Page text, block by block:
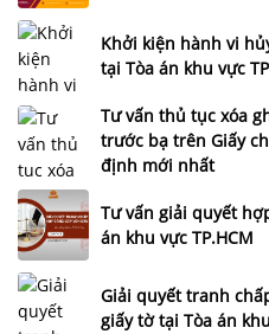
Khởi kiện hành vi
tại Tòa án khu vực
Tư vấn thủ tục xóa
trước bạ trên Giấy
định mới nhất
Tư vấn giải quyết
án khu vực TP.HCM
Giải quyết tranh
giấy tờ tại Tòa án